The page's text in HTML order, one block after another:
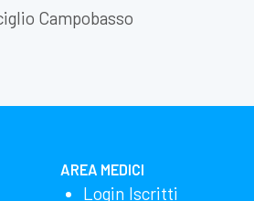
Campobasso
AREA MEDICI
Login Iscritti